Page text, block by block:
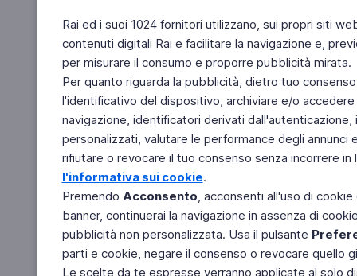
Rai ed i suoi 1024 fornitori utilizzano, sui propri siti
contenuti digitali Rai e facilitare la navigazione e,
per misurare il consumo e proporre pubblicità mirata.
Per quanto riguarda la pubblicità, dietro tuo
l'identificativo del dispositivo, archiviare e/o
navigazione, identificatori derivati
personalizzati, valutare le performance degli
rifiutare o revocare il tuo consenso senza incorrere
l'informativa sui cookie.
Premendo Acconsento, acconsenti all'uso di
banner, continuerai la navigazione in assenza di
pubblicità non personalizzata. Usa il pulsante
parti e cookie, negare il consenso o revocare quello
Le scelte da te espresse verranno applicate al solo